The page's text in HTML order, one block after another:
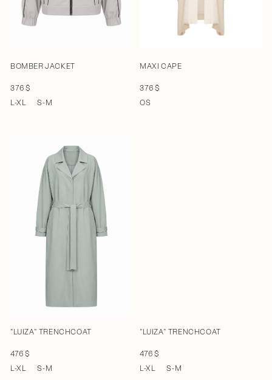
BOMBER JACKET
376 $
L-XL
S-M
MAXI CAPE
376 $
OS
"LUIZA" TRENCHCOAT
476 $
L-XL
S-M
"LUIZA" TRENCHCOAT
476 $
L-XL
S-M